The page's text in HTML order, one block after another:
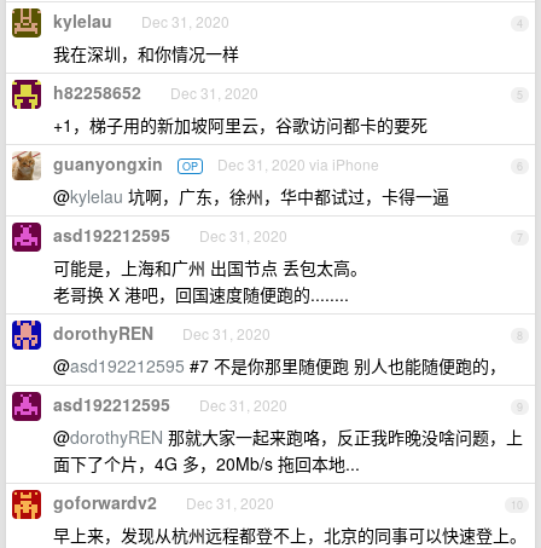
4
kylelau Dec 31, 2020
我在深圳，和你情况一样
5
h82258652 Dec 31, 2020
+1，梯子用的新加坡阿里云，谷歌访问都卡的要死
6
guanyongxin OP Dec 31, 2020 via iPhone
@kylelau 坑啊，广东，徐州，华中都试过，卡得一逼
7
asd192212595 Dec 31, 2020
可能是，上海和广州 出国节点 丢包太高。
老哥换 X 港吧，回国速度随便跑的........
8
dorothyREN Dec 31, 2020
@asd192212595 #7 不是你那里随便跑 别人也能随便跑的，
9
asd192212595 Dec 31, 2020
@dorothyREN 那就大家一起来跑咯，反正我昨晚没啥问题，上
面下了个片，4G 多，20Mb/s 拖回本地...
10
goforwardv2 Dec 31, 2020
早上来，发现从杭州远程都登不上，北京的同事可以快速登上。